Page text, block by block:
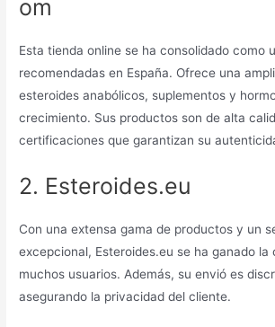
om
Esta tienda online se ha consolidado como
recomendadas en España. Ofrece una
esteroides anabólicos, suplementos y
crecimiento. Sus productos son de alta
certificaciones que garantizan su
2. Esteroides.eu
Con una extensa gama de productos y un
excepcional, Esteroides.eu se ha ganado la
muchos usuarios. Además, su envió es
asegurando la privacidad del cliente.